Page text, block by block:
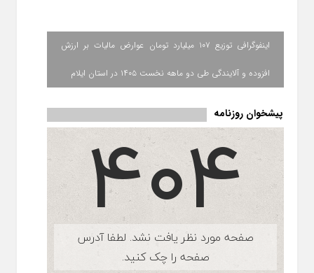
اینفوگرافی توزیع ۱۰۷ میلیارد تومان عوارض مالیات بر ارزش
افزوده و آلایندگی طی دو ماهه نخست ۱۴۰۵ در استان ایلام
پیشخوان روزنامه